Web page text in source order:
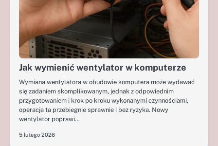
Jak wymienić wentylator w komputerze
Wymiana wentylatora w obudowie komputera może wydawać
się zadaniem skomplikowanym, jednak z odpowiednim
przygotowaniem i krok po kroku wykonanymi czynnościami,
operacja ta przebiegnie sprawnie i bez ryzyka. Nowy
wentylator poprawi…
5 lutego 2026